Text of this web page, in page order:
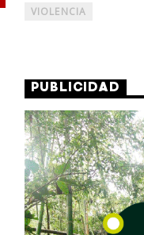
VIOLENCIA
PUBLICIDAD